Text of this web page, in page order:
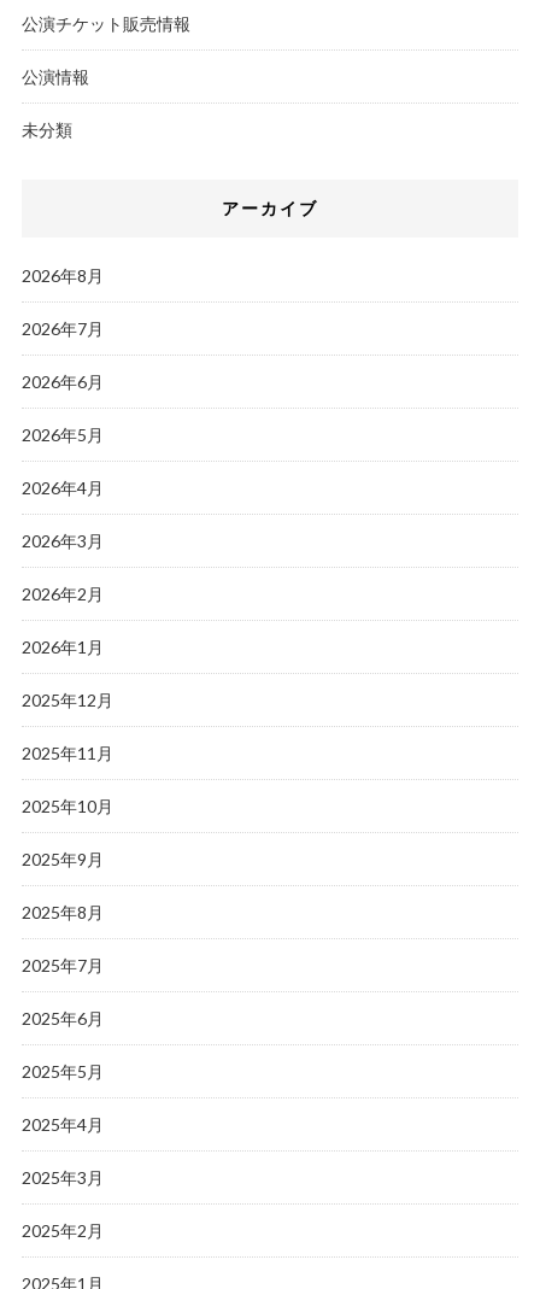
公演チケット販売情報
公演情報
未分類
アーカイブ
2026年8月
2026年7月
2026年6月
2026年5月
2026年4月
2026年3月
2026年2月
2026年1月
2025年12月
2025年11月
2025年10月
2025年9月
2025年8月
2025年7月
2025年6月
2025年5月
2025年4月
2025年3月
2025年2月
2025年1月